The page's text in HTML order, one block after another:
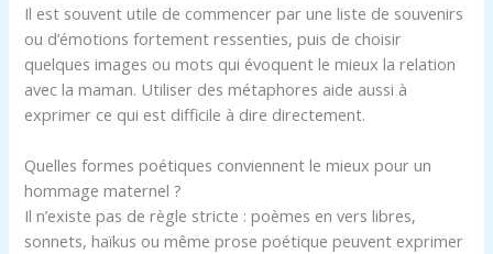
Il est souvent utile de commencer par une liste de souvenirs
ou d’émotions fortement ressenties, puis de choisir
quelques images ou mots qui évoquent le mieux la relation
avec la maman. Utiliser des métaphores aide aussi à
exprimer ce qui est difficile à dire directement.
Quelles formes poétiques conviennent le mieux pour un
hommage maternel ?
Il n’existe pas de règle stricte : poèmes en vers libres,
sonnets, haïkus ou même prose poétique peuvent exprimer